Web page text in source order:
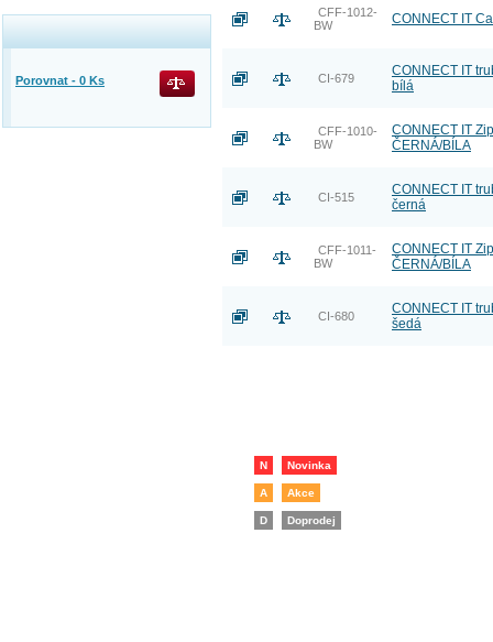
CFF-1012-
BW
CONNECT IT
CI-679
CONNECT IT
bílá
CFF-1010-
BW
CONNECT IT
ČERNÁ/BÍLA
CI-515
CONNECT IT
černá
CFF-1011-
BW
CONNECT IT
ČERNÁ/BÍLA
CI-680
CONNECT IT
šedá
N Novinka
A Akce
D Doprodej
Porovnat - 0 Ks